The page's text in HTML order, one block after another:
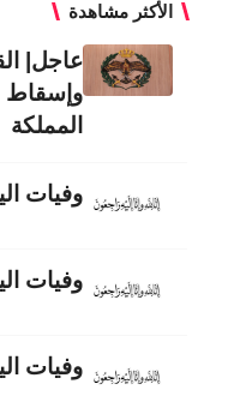
الأكثر مشاهدة
عاجل|
المملكة
وفيات اليوم
وفيات
وفيات اليوم